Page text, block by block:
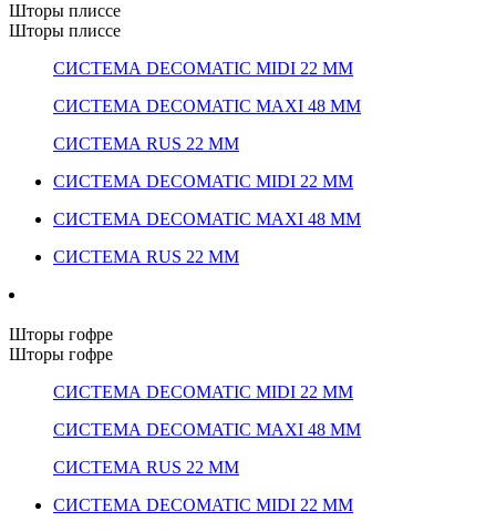
Шторы плиссе
Шторы плиссе
СИСТЕМА DECOMATIC MIDI 22 ММ
СИСТЕМА DECOMATIC MAXI 48 ММ
СИСТЕМА RUS 22 ММ
СИСТЕМА DECOMATIC MIDI 22 ММ
СИСТЕМА DECOMATIC MAXI 48 ММ
СИСТЕМА RUS 22 ММ
Шторы гофре
Шторы гофре
СИСТЕМА DECOMATIC MIDI 22 ММ
СИСТЕМА DECOMATIC MAXI 48 ММ
СИСТЕМА RUS 22 ММ
СИСТЕМА DECOMATIC MIDI 22 ММ